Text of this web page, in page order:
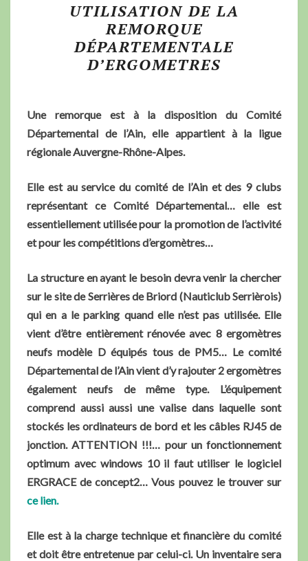
UTILISATION DE LA
REMORQUE
DÉPARTEMENTALE
D’ERGOMETRES
Une remorque est à la disposition du Comité
Départemental de l’Ain, elle appartient à la ligue
régionale Auvergne-Rhône-Alpes.
Elle est au service du comité de l’Ain et des 9 clubs
représentant ce Comité Départemental… elle est
essentiellement utilisée pour la promotion de l’activité
et pour les compétitions d’ergomètres…
La structure en ayant le besoin devra venir la chercher
sur le site de Serrières de Briord (Nauticlub Serrièrois)
qui en a le parking quand elle n’est pas utilisée. Elle
vient d’être entièrement rénovée avec 8 ergomètres
neufs modèle D équipés tous de PM5… Le comité
Départemental de l’Ain vient d’y rajouter 2 ergomètres
également neufs de même type. L’équipement
comprend aussi aussi une valise dans laquelle sont
stockés les ordinateurs de bord et les câbles RJ45 de
jonction. ATTENTION !!!… pour un fonctionnement
optimum avec windows 10 il faut utiliser le logiciel
ERGRACE de concept2… Vous pouvez le trouver sur
ce lien.
Elle est à la charge technique et financière du comité
et doit être entretenue par celui-ci. Un inventaire sera